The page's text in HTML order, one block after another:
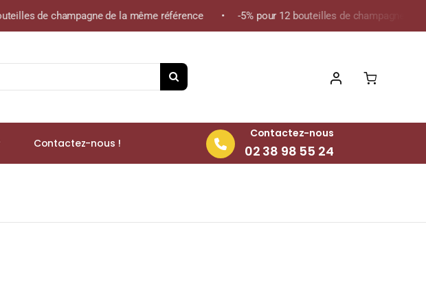
champagne de la même référence • -5% pour 12 bouteilles de champagne de la
Contactez-nous !
Contactez-nous
02 38 98 55 24